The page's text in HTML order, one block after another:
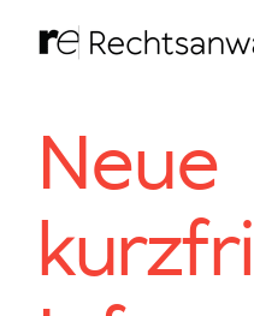
Inhalt
Neue